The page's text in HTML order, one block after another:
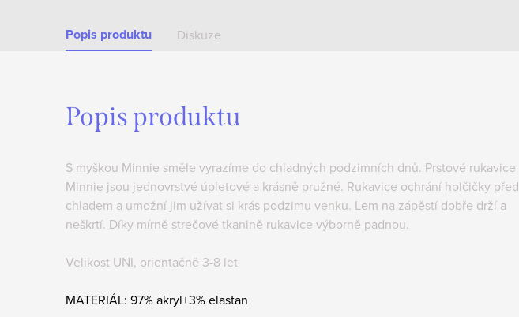
Popis produktu Diskuze
Popis produktu
S myškou Minnie směle vyrazíme do chladných podzimních dnů. Prstové rukavice
Minnie jsou jednovrstvé úpletové a krásně pružné. Rukavice ochrání holčičky před
chladem a umožní jim užívat si krás podzimu venku. Lem na zápěstí dobře drží a
neškrtí. Díky mírně strečové tkanině rukavice výborně padnou.
Velikost UNI, orientačně 3-8 let
MATERIÁL: 97% akryl+3% elastan